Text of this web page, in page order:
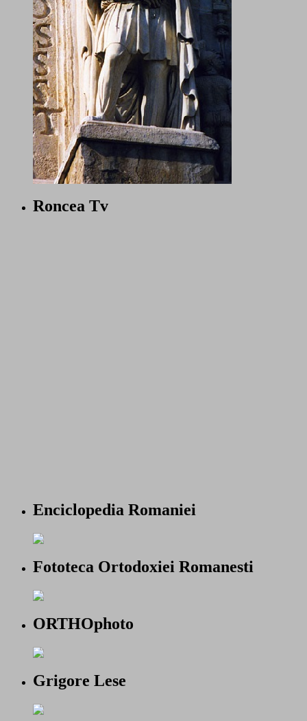
Roncea Tv
Enciclopedia Romaniei
Fototeca Ortodoxiei Romanesti
ORTHOphoto
Grigore Lese